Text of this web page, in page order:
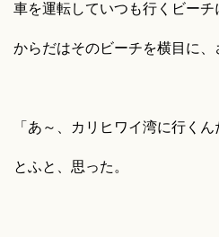
車を運転していつも行くビー
からだはそのビーチを横目に、
「あ～、カリヒワイ湾に行くん
とふと、思った。